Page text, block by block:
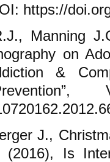
https://
Manning
on
&
J.,
Is